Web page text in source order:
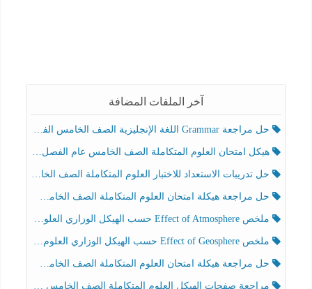
آخر الملفات المضافة
حل مراجعة Grammar اللغة الإنجليزية الصف الخامس الفصل الثالث
هيكل امتحان العلوم المتكاملة الصف الخامس عام الفصل الدراسي الثالث 2025-2026
حل تدريبات الاستعداد للاختبار العلوم المتكاملة الصف الخامس عام الفصل الثالث
حل مراجعة هيكلة امتحان العلوم المتكاملة الصف الخامس انسبير الفصل الثالث
ملخص Effect of Atmosphere حسب الهيكل الوزاري العلوم المتكاملة الصف الخامس انسبير الفصل الثالث
ملخص Effect of Geosphere حسب الهيكل الوزاري العلوم المتكاملة الصف الخامس انسبير الفصل الثالث
حل مراجعة هيكلة امتحان العلوم المتكاملة الصف الخامس عام الفصل الثالث
مراجعة صفحات الهيكل العلوم المتكاملة الصف الخامس انسبير الفصل الثالث